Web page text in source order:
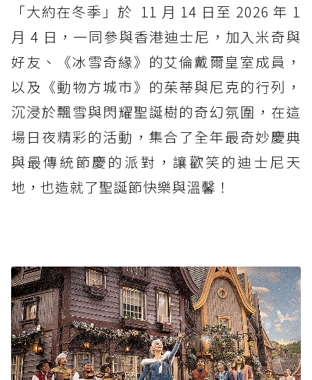
「大約在冬季」於 11 月 14 日至 2026 年 1
月 4 日，一同參與香港迪士尼，加入米奇與
好友、《冰雪奇緣》的艾倫戴爾皇室成員，
以及《動物方城市》的茱蒂與尼克的行列，
沉浸於飄雪與閃耀聖誕樹的奇幻氛圍，在這
場日夜精彩的活動，集合了全年最奇妙慶典
與最傳統節慶的派對，讓歡笑的迪士尼天
地，也造就了聖誕節快樂與溫馨！